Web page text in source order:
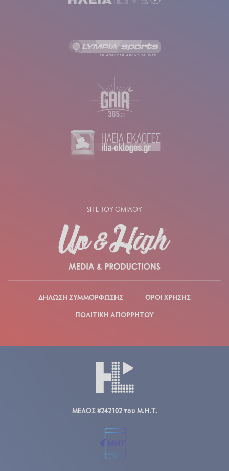
SITE ΤΟΥ ΟΜΙΛΟΥ
ΔΗΛΩΣΗ ΣΥΜΜΟΡΦΩΣΗΣ
ΟΡΟΙ ΧΡΗΣΗΣ
ΠΟΛΙΤΙΚΗ ΑΠΟΡΡΗΤΟΥ
ΜΕΛΟΣ #242102 του Μ.Η.Τ.